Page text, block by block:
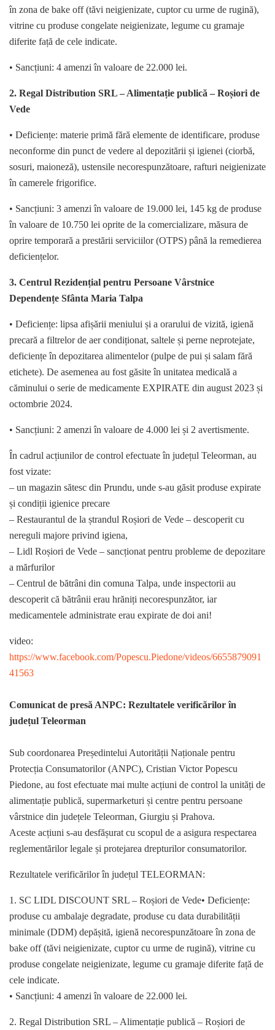
în zona de bake off (tăvi neigienizate, cuptor cu urme de rugină),
vitrine cu produse congelate neigienizate, legume cu gramaje
diferite față de cele indicate.
• Sancțiuni: 4 amenzi în valoare de 22.000 lei.
2. Regal Distribution SRL – Alimentație publică – Roșiori de
Vede
• Deficiențe: materie primă fără elemente de identificare, produse
neconforme din punct de vedere al depozitării și igienei (ciorbă,
sosuri, maioneză), ustensile necorespunzătoare, rafturi neigienizate
în camerele frigorifice.
• Sancțiuni: 3 amenzi în valoare de 19.000 lei, 145 kg de produse
în valoare de 10.750 lei oprite de la comercializare, măsura de
oprire temporară a prestării serviciilor (OTPS) până la remedierea
deficiențelor.
3. Centrul Rezidențial pentru Persoane Vârstnice
Dependențe Sfânta Maria Talpa
• Deficiențe: lipsa afișării meniului și a orarului de vizită, igienă
precară a filtrelor de aer condiționat, saltele și perne neprotejate,
deficiențe în depozitarea alimentelor (pulpe de pui și salam fără
etichete). De asemenea au fost găsite în unitatea medicală a
căminului o serie de medicamente EXPIRATE din august 2023 și
octombrie 2024.
• Sancțiuni: 2 amenzi în valoare de 4.000 lei și 2 avertismente.
În cadrul acțiunilor de control efectuate în județul Teleorman, au
fost vizate:
– un magazin sătesc din Prundu, unde s-au găsit produse expirate
și condiții igienice precare
– Restaurantul de la ștrandul Roșiori de Vede – descoperit cu
nereguli majore privind igiena,
– Lidl Roșiori de Vede – sancționat pentru probleme de depozitare
a mărfurilor
– Centrul de bătrâni din comuna Talpa, unde inspectorii au
descoperit că bătrânii erau hrăniți necorespunzător, iar
medicamentele administrate erau expirate de doi ani!
video:
https://www.facebook.com/Popescu.Piedone/videos/6655879091
41563
Comunicat de presă ANPC: Rezultatele verificărilor în
județul Teleorman
Sub coordonarea Președintelui Autorității Naționale pentru
Protecția Consumatorilor (ANPC), Cristian Victor Popescu
Piedone, au fost efectuate mai multe acțiuni de control la unități de
alimentație publică, supermarketuri și centre pentru persoane
vârstnice din județele Teleorman, Giurgiu și Prahova.
Aceste acțiuni s-au desfășurat cu scopul de a asigura respectarea
reglementărilor legale și protejarea drepturilor consumatorilor.
Rezultatele verificărilor în județul TELEORMAN:
1. SC LIDL DISCOUNT SRL – Roșiori de Vede• Deficiențe:
produse cu ambalaje degradate, produse cu data durabilității
minimale (DDM) depășită, igienă necorespunzătoare în zona de
bake off (tăvi neigienizate, cuptor cu urme de rugină), vitrine cu
produse congelate neigienizate, legume cu gramaje diferite față de
cele indicate.
• Sancțiuni: 4 amenzi în valoare de 22.000 lei.
2. Regal Distribution SRL – Alimentație publică – Roșiori de